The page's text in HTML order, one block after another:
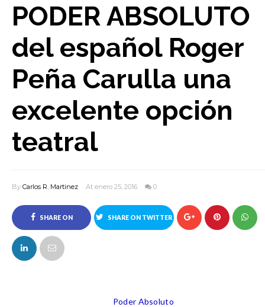
PODER ABSOLUTO
del español Roger
Peña Carulla una
excelente opción
teatral
By Carlos R. Martinez At enero 25, 2016 0
SHARE ON
FACEBOOK
SHARE ON TWITTER
Poder Absoluto